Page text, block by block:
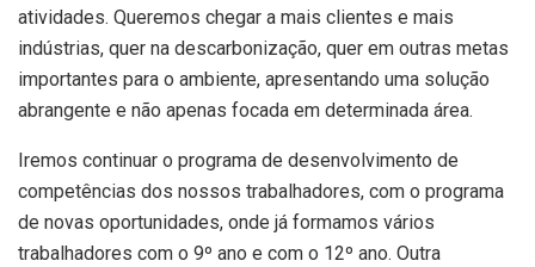
atividades. Queremos chegar a mais clientes e mais
indústrias, quer na descarbonização, quer em outras metas
importantes para o ambiente, apresentando uma solução
abrangente e não apenas focada em determinada área.
Iremos continuar o programa de desenvolvimento de
competências dos nossos trabalhadores, com o programa
de novas oportunidades, onde já formamos vários
trabalhadores com o 9º ano e com o 12º ano. Outra